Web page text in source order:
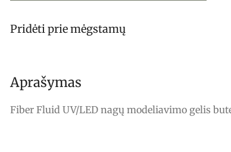
Pridėti prie mėgstamų
Aprašymas
Fiber Fluid UV/LED nagų modeliavimo gelis